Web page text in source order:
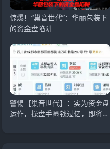
惊爆！“巢音世代”：华丽包装下
的资金盘陷阱
警惕【巢音世代】：实为资金盘
运作，操盘手圈钱过亿，即将崩